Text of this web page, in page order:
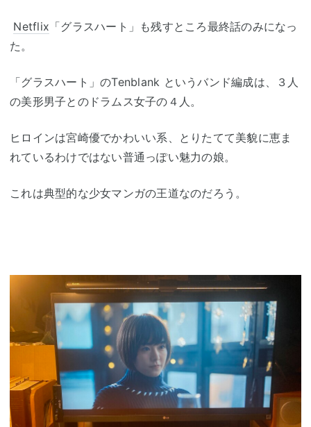
Netflix 「グラスハート」も残すところ最終話のみになっ
た。
「グラスハート」のTenblank というバンド編成は、３人
の美形男子とのドラムス女子の４人。
ヒロインは宮崎優でかわいい系、とりたてて美貌に恵ま
れているわけではない普通っぽい魅力の娘。
これは典型的な少女マンガの王道なのだろう。